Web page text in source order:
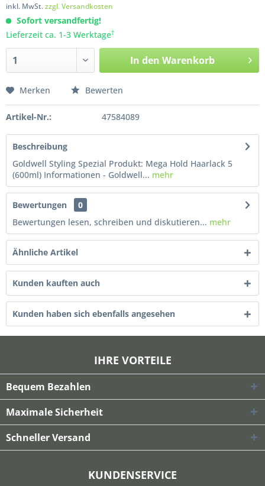
inkl. MwSt.zzgl. Versandkosten
Sofort versandfertig!
Lieferzeit ca. 1-3 Werktage†
In den Warenkorb
Merken Bewerten
Artikel-Nr.: 47584089
Beschreibung
Goldwell Styling Spezial Produkt: Mega Hold Haarlack 5
(600ml) Informationen - Goldwell... mehr
Bewertungen
0
Bewertungen lesen, schreiben und diskutieren... mehr
Ähnliche Artikel
Kunden kauften auch
Kunden haben sich ebenfalls angesehen
IHRE VORTEILE
Bequem Bezahlen
Maximale Sicherheit
Schneller Versand
KUNDENSERVICE